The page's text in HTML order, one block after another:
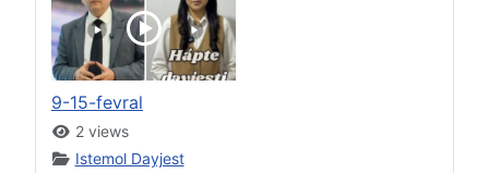
9-15-fevral
2 views
Istemol Dayjest